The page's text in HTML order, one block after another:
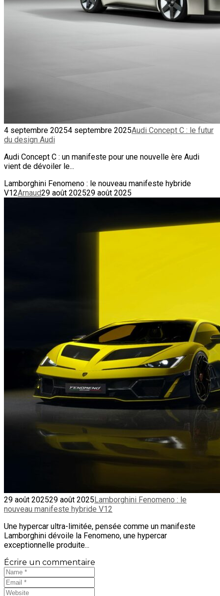
4 septembre 20254 septembre 2025Audi Concept C : le futur
du design Audi
Audi Concept C : un manifeste pour une nouvelle ère Audi
vient de dévoiler le...
Lamborghini Fenomeno : le nouveau manifeste hybride
V12Arnaud29 août 202529 août 2025
29 août 202529 août 2025Lamborghini Fenomeno : le
nouveau manifeste hybride V12
Une hypercar ultra-limitée, pensée comme un manifeste
Lamborghini dévoile la Fenomeno, une hypercar
exceptionnelle produite...
Écrire un commentaire